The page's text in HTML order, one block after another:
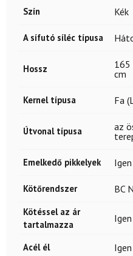
Szín Kék
A sífutó síléc típusa
Hossz 165
cm
Kernel típusa Fa
Útvonal típusa az
Emelkedő pikkelyek Igen
Kötőrendszer BC
Kötéssel az ár
tartalmazza
Igen
Acél él Igen